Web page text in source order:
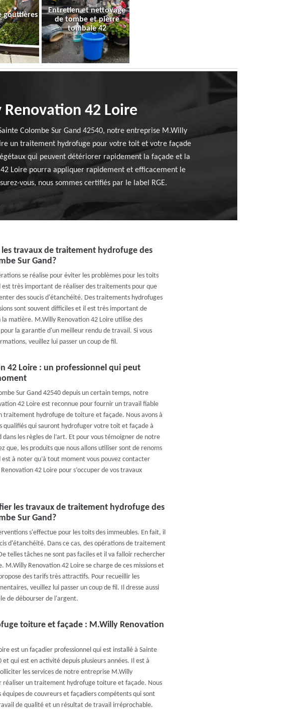
gouttières
Entretien et nettoyage
de tombe et pierre
tombale 42
42 Loire
Colombe Sur Gand 42540, notre entreprise M.Willy
un traitement hydrofuge pour votre toit et votre façade
qui peuvent détériorer rapidement la façade et la
Loire pourra appliquer rapidement et efficacement le
vous, nous sommes certifiés par le label RGE.
travaux de traitement hydrofuge des
Sur Gand?
se réalise pour éviter les problèmes pour les toits
est très important de réaliser des traitements pour que
des soucis d'étanchéité. Des traitements hydrofuges
sont souvent difficiles et il est très important de
matière. M.Willy Renovation 42 Loire utilise des
la garantie d'un meilleur rendu de travail. Si vous
veuillez lui passer un coup de fil.
42 Loire : un professionnel qui peut
Sur Gand 42540 depuis un certain temps, notre
42 Loire est reconnue pour fournir un travail fiable
traitement hydrofuge de toiture et façade. Nous avons à
qualifiés qui sauront hydrofuger votre toit et façade à
dans les règles de l’art. Et pour vous témoigner de notre
que, les produits que nous allons utiliser sont de renoms
à noter qu’à tout moment vous pouvez contacter
42 Loire pour s’occuper de vos travaux
les travaux de traitement hydrofuge des
Sur Gand?
s'effectue pour les toits des immeubles. En fait, il
d'étanchéité. Dans ce cas, des opérations de traitement
telles tâches ne sont pas faciles et il va falloir rechercher
M.Willy Renovation 42 Loire se charge de ces missions et
des tarifs très attractifs. Pour recueillir les
veuillez lui passer un coup de fil. Il dresse aussi
de débourser de l'argent.
toiture et façade : M.Willy Renovation
est un façadier professionnel qui est installé à Sainte
et qui est en activité depuis plusieurs années. Il est à
les services de notre entreprise M.Willy
réaliser un traitement hydrofuge toiture et façade. Nous
équipes de couvreurs et façadiers compétents qui sont
de qualité et un résultat de travail irréprochable.